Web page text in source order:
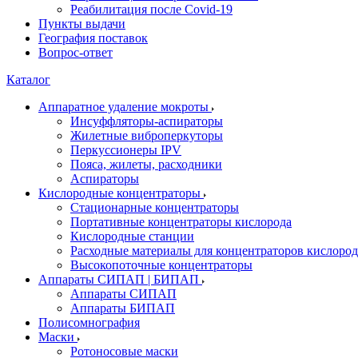
Реабилитация после Covid-19
Пункты выдачи
География поставок
Вопрос-ответ
Каталог
Аппаратное удаление мокроты
Инсуффляторы-аспираторы
Жилетные виброперкуторы
Перкуссионеры IPV
Пояса, жилеты, расходники
Аспираторы
Кислородные концентраторы
Стационарные концентраторы
Портативные концентраторы кислорода
Кислородные станции
Расходные материалы для концентраторов
Высокопоточные концентраторы
Аппараты СИПАП | БИПАП
Аппараты СИПАП
Аппараты БИПАП
Полисомнография
Маски
Ротоносовые маски